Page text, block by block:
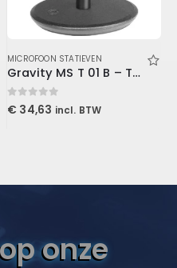
MICROFOON STATIEVEN
Gravity MS T 01 B – Table-Top Microphone Stand
0out of 5
€ 34,63 incl. BTW
onze